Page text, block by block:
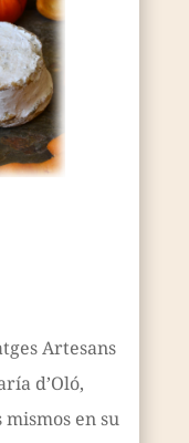
Artesans
d’Oló,
en su